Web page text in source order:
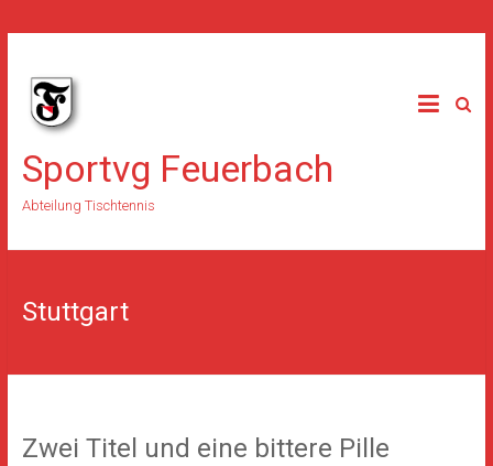
content
Sportvg Feuerbach
Abteilung Tischtennis
Stuttgart
Zwei Titel und eine bittere Pille